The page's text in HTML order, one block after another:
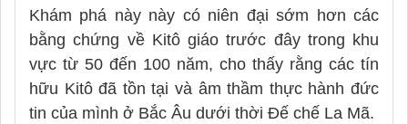
Khám phá này này có niên đại sớm hơn các
bằng chứng về Kitô giáo trước đây trong khu
vực từ 50 đến 100 năm, cho thấy rằng các tín
hữu Kitô đã tồn tại và âm thầm thực hành đức
tin của mình ở Bắc Âu dưới thời Đế chế La Mã.